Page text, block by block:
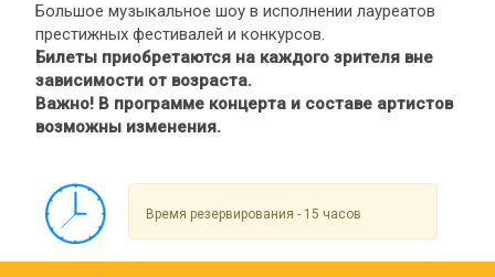
Большое музыкальное шоу в исполнении лауреатов
престижных фестивалей и конкурсов.
Билеты приобретаются на каждого зрителя вне
зависимости от возраста.
Важно! В программе концерта и составе артистов
возможны изменения.
Время резервирования - 15 часов